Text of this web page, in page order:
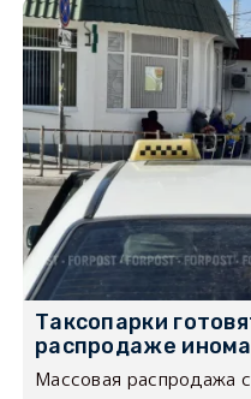
Таксопарки
распродаже
Массовая распродажа